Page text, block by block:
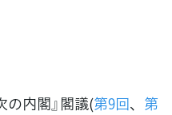
内閣』閣議(第9回、 第